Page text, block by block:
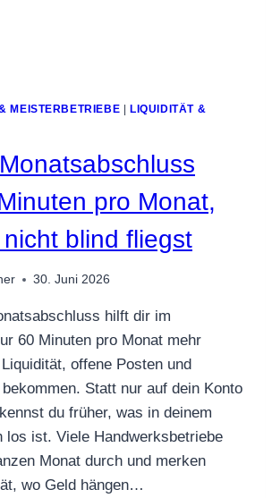
MEISTERBETRIEBE
LIQUIDITÄT &
pro Monat,
blind fliegst
30. Juni 2026
hilft dir im
60 Minuten pro Monat mehr
offene Posten und
Statt nur auf dein Konto
du früher, was in deinem
los ist. Viele Handwerksbetriebe
Monat durch und merken
wo Geld hängen…